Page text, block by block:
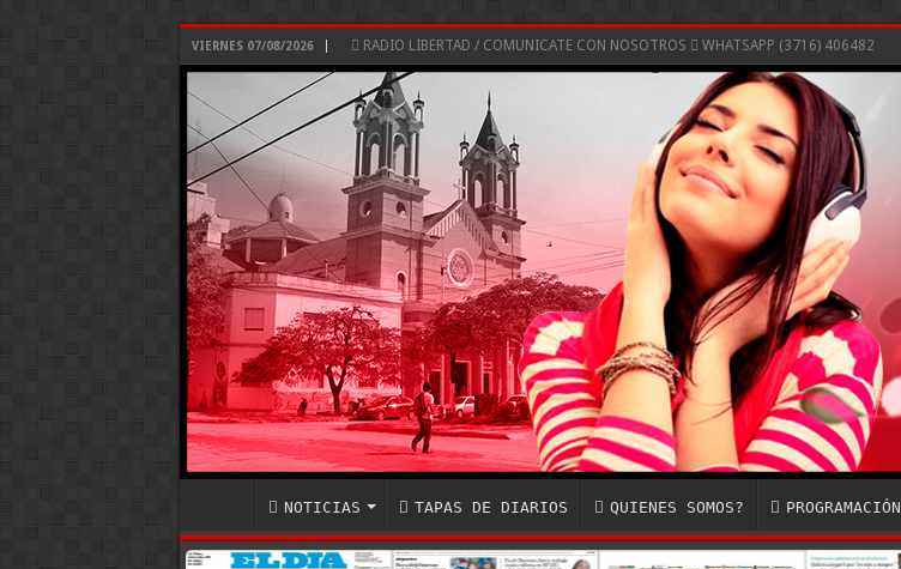
VIERNES 07/08/2026 RADIO LIBERTAD / COMUNICATE CON NOSOTROS WHATSAPP (3716) 406482
NOTICIAS TAPAS DE DIARIOS QUIENES SOMOS? PROGRAMACIÓN